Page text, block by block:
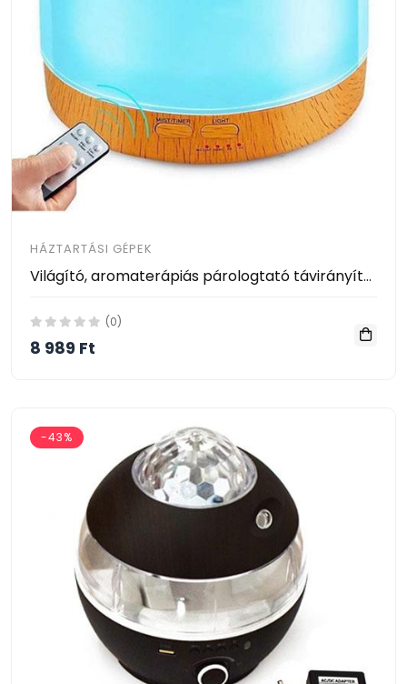
HÁZTARTÁSI GÉPEK
Világító, aromaterápiás párologtató távirányítós vezérléssel / ultrahangos párásító, 500 ml
(0)
8 989 Ft
-43%